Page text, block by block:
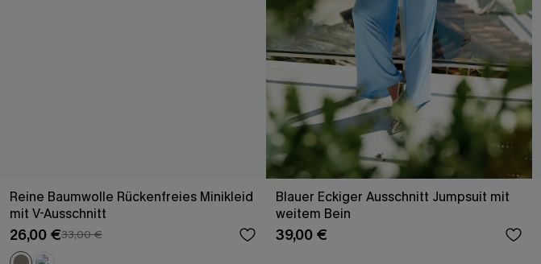
Reine Baumwolle Rückenfreies Minikleid
mit V-Ausschnitt
26,00 €33,00 €
Blauer Eckiger Ausschnitt Jumpsuit mit
weitem Bein
39,00 €